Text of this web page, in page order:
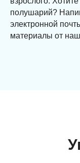
полушарий?
электронной
материалы от